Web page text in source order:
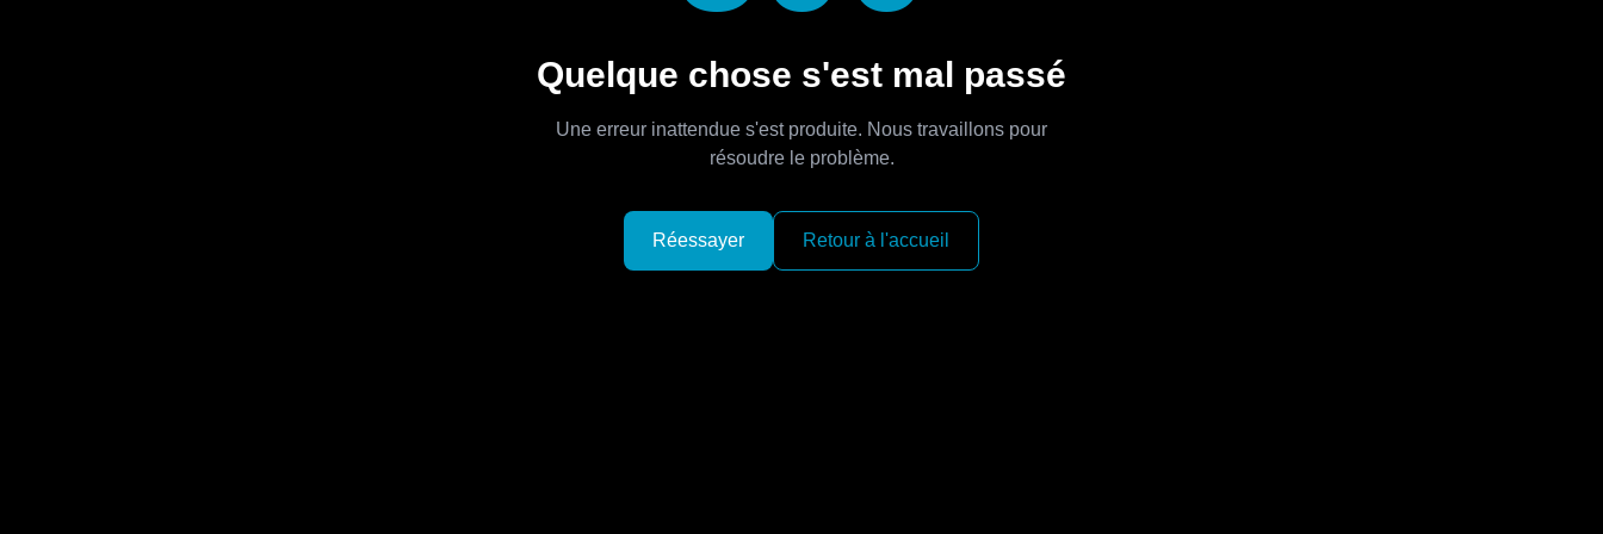
Quelque chose s'est mal passé
Une erreur inattendue s'est produite. Nous travaillons pour
résoudre le problème.
Réessayer Retour à l'accueil